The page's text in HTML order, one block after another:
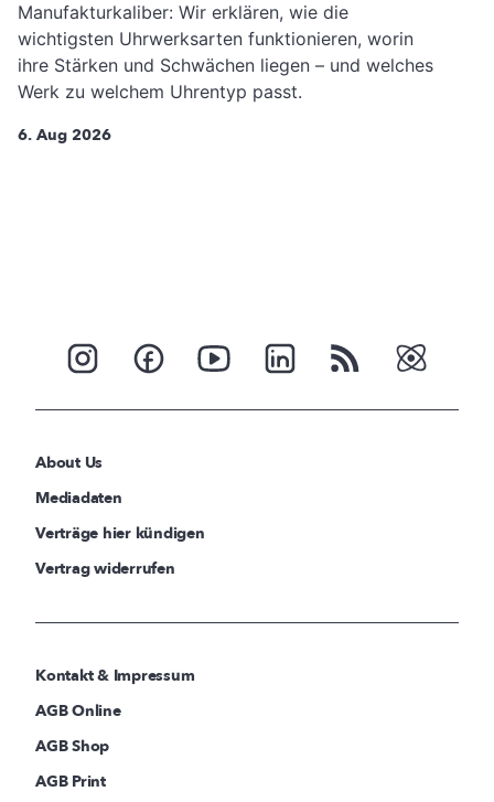
Manufakturkaliber: Wir erklären, wie die
wichtigsten Uhrwerksarten funktionieren, worin
ihre Stärken und Schwächen liegen – und welches
Werk zu welchem Uhrentyp passt.
6. Aug 2026
About Us
Mediadaten
Verträge hier kündigen
Vertrag widerrufen
Kontakt & Impressum
AGB Online
AGB Shop
AGB Print